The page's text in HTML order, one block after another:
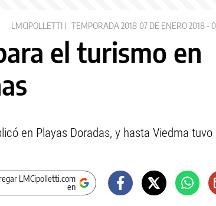
LMCIPOLLETTI TEMPORADA 2018 07 DE ENERO 2018 -
el turismo en
en Playas Doradas, y hasta Viedma tuvo
LMCipolletti.com
en